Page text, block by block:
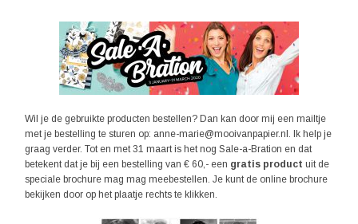
Wil je de gebruikte producten bestellen? Dan kan door mij een mailtje
met je bestelling te sturen op: anne-marie@mooivanpapier.nl. Ik help je
graag verder. Tot en met 31 maart is het nog Sale-a-Bration en dat
betekent dat je bij een bestelling van € 60,- een gratis product uit de
speciale brochure mag mag meebestellen. Je kunt de online brochure
bekijken door op het plaatje rechts te klikken.